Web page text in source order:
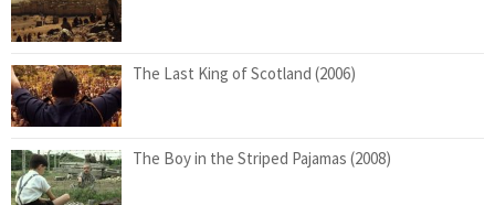
The Last King of Scotland (2006)
The Boy in the Striped Pajamas (2008)